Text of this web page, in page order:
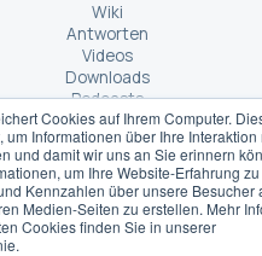
Cookies auf Ihrem Computer.
um Informationen über Ihre Interaktion
und damit wir uns an Sie erinnern
um Ihre Website-Erfahrung
Kennzahlen über unsere Besucher
Medien-Seiten zu erstellen. Mehr
Cookies finden Sie in unserer
Wiki
Antworten
Videos
Downloads
Podcasts
Einblicke
SAP·MES· WMS· Greenfield vs.